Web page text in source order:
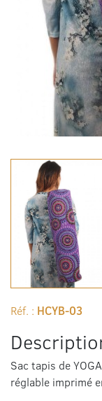
Réf. : HCYB-03
Sac tapis de
réglable imprimé